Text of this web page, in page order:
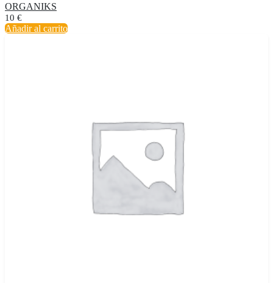
ORGANIKS
10 €
Añadir al carrito